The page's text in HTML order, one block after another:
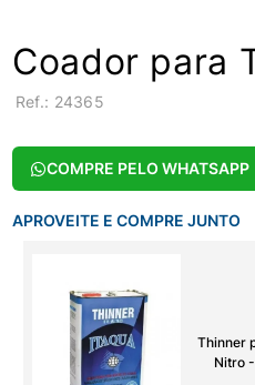
Coador para
: 24365
COMPRE PELO WHATSAPP
APROVEITE E COMPRE JUNTO
Thinner
Nitro